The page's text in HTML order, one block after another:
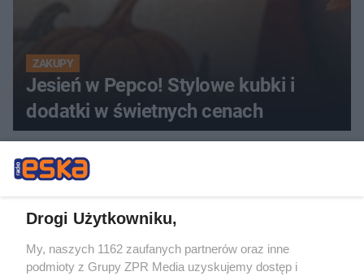
ZAKUPY
Jesień w Pepco! Stylowe kubki i
dodatki w świetnych cenach
ZOBACZ WIĘCEJ
Drogi Użytkowniku,
My, naszych 1162 zaufanych partnerów oraz inne
podmioty z Grupy ZPR Media uzyskujemy dostęp i